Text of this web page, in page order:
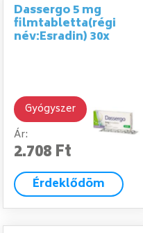
Dassergo 5 mg
filmtabletta(régi
név:Esradin) 30x
Gyógyszer
Ár:
2.708 Ft
Érdeklődöm